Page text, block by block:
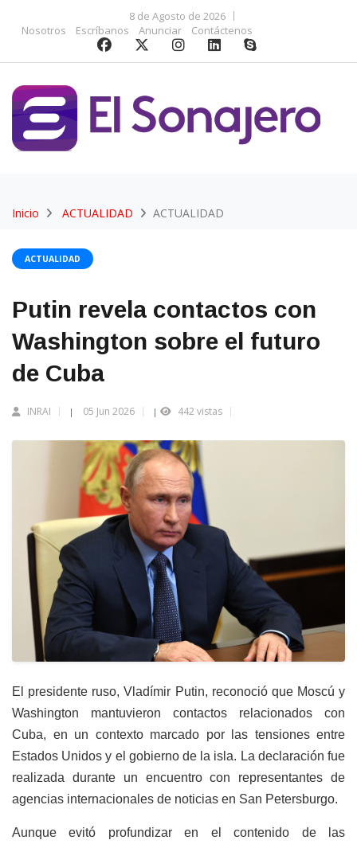
8 de Agosto de 2026
Nosotros
Escríbanos Anunciar Contáctenos
Inicio ACTUALIDAD ACTUALIDAD
ACTUALIDAD
Putin revela contactos con
Washington sobre el futuro
de Cuba
INRAI | 05 Jun 2026 | 442 vistas
El presidente ruso, Vladímir Putin, reconoció que Moscú y
Washington mantuvieron contactos relacionados con
Cuba, en un contexto marcado por las tensiones entre
Estados Unidos y el gobierno de la isla. La declaración fue
realizada durante un encuentro con representantes de
agencias internacionales de noticias en San Petersburgo.
Aunque evitó profundizar en el contenido de las